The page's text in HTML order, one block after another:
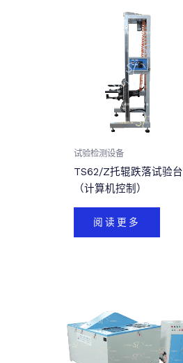
试验检测设备
TS62/Z托辊跌落试验台
（计算机控制）
阅读更多